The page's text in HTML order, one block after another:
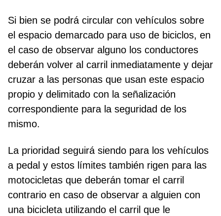
Si bien se podrá circular con vehículos sobre
el espacio demarcado para uso de biciclos, en
el caso de observar alguno los conductores
deberán volver al carril inmediatamente y dejar
cruzar a las personas que usan este espacio
propio y delimitado con la señalización
correspondiente para la seguridad de los
mismo.
La prioridad seguirá siendo para los vehículos
a pedal y estos límites también rigen para las
motocicletas que deberán tomar el carril
contrario en caso de observar a alguien con
una bicicleta utilizando el carril que le